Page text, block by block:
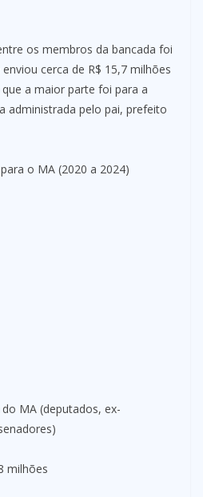
os membros da bancada foi
cerca de R$ 15,7 milhões
a maior parte foi para a
administrada pelo pai, prefeito
o MA (2020 a 2024)
MA (deputados, ex-
milhões